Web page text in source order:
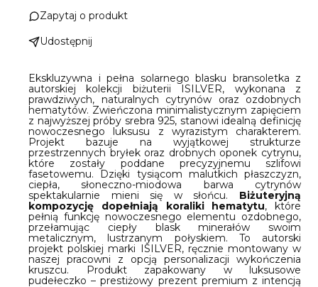
Zapytaj o produkt
Udostępnij
Ekskluzywna i pełna solarnego blasku bransoletka z
autorskiej kolekcji biżuterii ISILVER, wykonana z
prawdziwych, naturalnych cytrynów oraz ozdobnych
hematytów. Zwieńczona minimalistycznym zapięciem
z najwyższej próby srebra 925, stanowi idealną definicję
nowoczesnego luksusu z wyrazistym charakterem.
Projekt bazuje na wyjątkowej strukturze
przestrzennych bryłek oraz drobnych oponek cytrynu,
które zostały poddane precyzyjnemu szlifowi
fasetowemu. Dzięki tysiącom malutkich płaszczyzn,
ciepła, słoneczno-miodowa barwa cytrynów
spektakularnie mieni się w słońcu. Biżuteryjną
kompozycję dopełniają koraliki hematytu, które
pełnią funkcję nowoczesnego elementu ozdobnego,
przełamując ciepły blask minerałów swoim
metalicznym, lustrzanym połyskiem. To autorski
projekt polskiej marki ISILVER, ręcznie montowany w
naszej pracowni z opcją personalizacji wykończenia
kruszcu. Produkt zapakowany w luksusowe
pudełeczko – prestiżowy prezent premium z intencją